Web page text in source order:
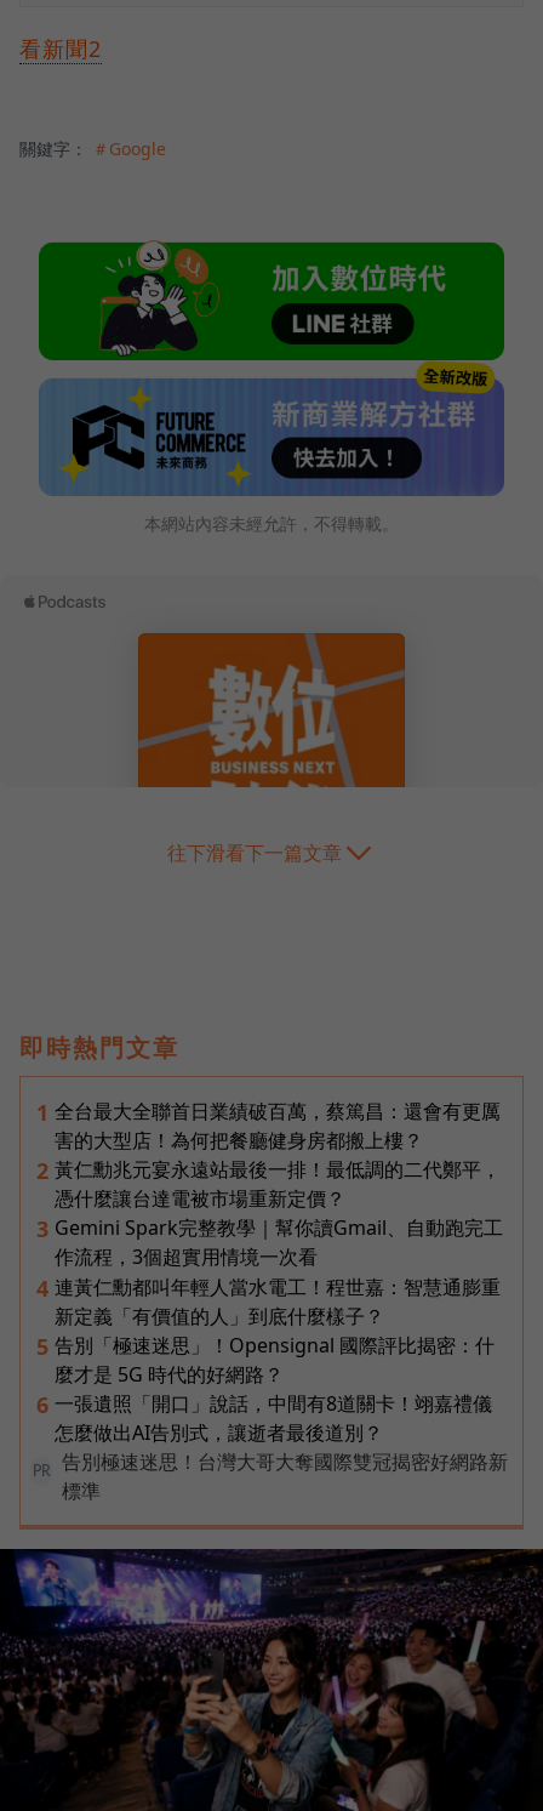
看新聞2
關鍵字： ＃Google
本網站內容未經允許，不得轉載。
往下滑看下一篇文章
即時熱門文章
1 全台最大全聯首日業績破百萬，蔡篤昌：還會有更厲
害的大型店！為何把餐廳健身房都搬上樓？
2 黃仁勳兆元宴永遠站最後一排！最低調的二代鄭平，
憑什麼讓台達電被市場重新定價？
3 Gemini Spark完整教學｜幫你讀Gmail、自動跑完工
作流程，3個超實用情境一次看
4 連黃仁勳都叫年輕人當水電工！程世嘉：智慧通膨重
新定義「有價值的人」到底什麼樣子？
5 告別「極速迷思」！Opensignal 國際評比揭密：什
麼才是 5G 時代的好網路？
6 一張遺照「開口」說話，中間有8道關卡！翊嘉禮儀
怎麼做出AI告別式，讓逝者最後道別？
PR
告別極速迷思！台灣大哥大奪國際雙冠揭密好網路新
標準